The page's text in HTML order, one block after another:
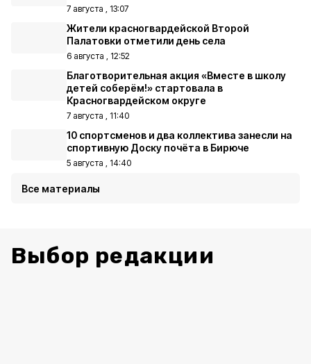
7 августа , 13:07
Жители красногвардейской Второй
Палатовки отметили день села
6 августа , 12:52
Благотворительная акция «Вместе в школу
детей соберём!» стартовала в
Красногвардейском округе
7 августа , 11:40
10 спортсменов и два коллектива занесли на
спортивную Доску почёта в Бирюче
5 августа , 14:40
Все материалы
Выбор редакции